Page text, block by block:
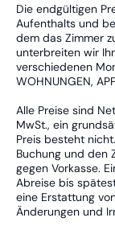
Die endgültigen
Aufenthalts und
dem das Zimmer
unterbreiten wir
verschiedenen
WOHNUNGEN,
Alle Preise sind
MwSt., ein
Preis besteht
Buchung und den
gegen Vorkasse.
Abreise bis
eine Erstattung
Änderungen und